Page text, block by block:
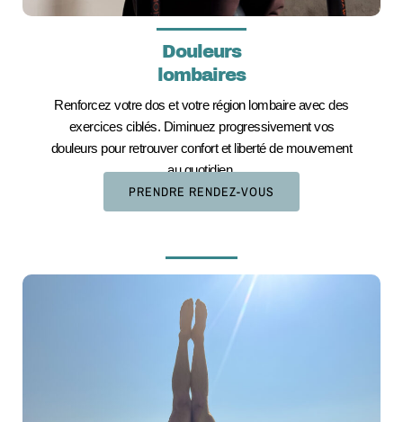
Douleurs
lombaires
Renforcez votre dos et votre région lombaire avec des
exercices ciblés. Diminuez progressivement vos
douleurs pour retrouver confort et liberté de mouvement
au quotidien.
PRENDRE RENDEZ-VOUS